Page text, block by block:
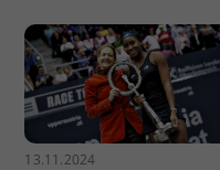
13.11.2024